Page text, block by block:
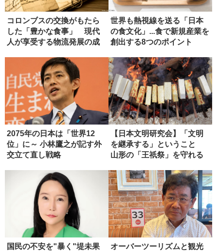
コロンブスの交換がもたら
した「豊かな食事」 現代
人が享受する物流発展の成
世界も熱視線を送る「日本
の食文化」...食で新規産業を
創出する8つのポイント
2075年の日本は「世界12
位」に～ 小林鷹之が記す外
交立て直し戦略
【日本文明研究会】「文明
を継承する」ということ
山形の「王祇祭」を守れる
国民の不安を"暴く"堤未果
オーバーツーリズムと観光